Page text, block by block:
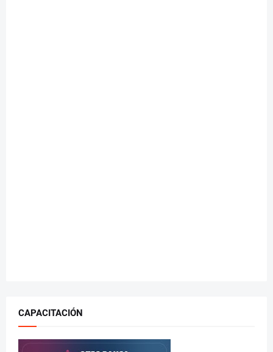
CAPACITACIÓN